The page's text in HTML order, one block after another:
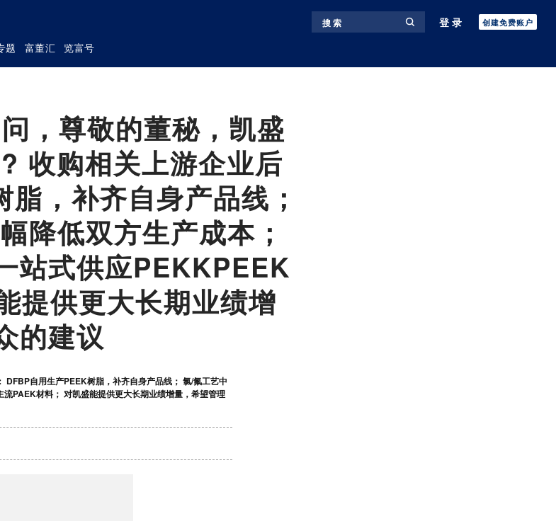
搜 索 登录 创建免费账户
题 富董汇 览富号
，尊敬的董秘，凯盛
收购相关上游企业后
，补齐自身产品线；
降低双方生产成本；
站式供应PEKKPEEK
提供更大长期业绩增
的建议
自用生产PEEK树脂，补齐自身产品线； 氯/氟工艺中
PAEK材料； 对凯盛能提供更大长期业绩增量，希望管理